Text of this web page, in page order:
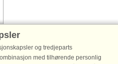
og tredjeparts
med tilhørende personlig